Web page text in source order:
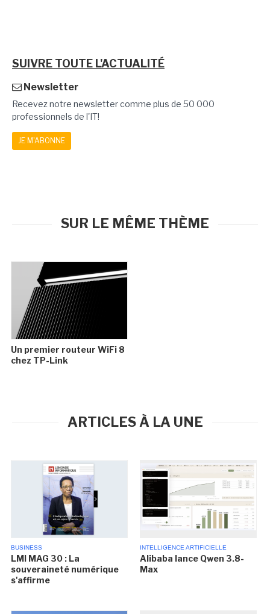
SUIVRE TOUTE L'ACTUALITÉ
Newsletter
Recevez notre newsletter comme plus de 50 000
professionnels de l'IT!
JE M'ABONNE
SUR LE MÊME THÈME
Un premier routeur WiFi 8
chez TP-Link
ARTICLES À LA UNE
BUSINESS
LMI MAG 30 : La
souveraineté numérique
s'affirme
INTELLIGENCE ARTIFICIELLE
Alibaba lance Qwen 3.8-
Max